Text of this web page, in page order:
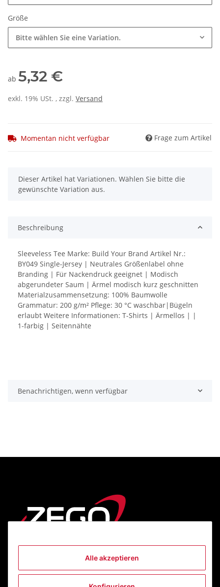
Alle akzeptieren
Größe
Bitte wählen Sie eine Variation.
ab 5,32 €
exkl. 19% USt. , zzgl. Versand
Momentan nicht verfügbar Frage zum Artikel
x
Dieser Artikel hat Variationen. Wählen Sie bitte die
gewünschte Variation aus.
Beschreibung
Sleeveless Tee Marke: Build Your Brand Artikel Nr.:
BY049 Single-Jersey | Neutrales Größenlabel ohne
Branding | Für Nackendruck geeignet | Modisch
abgerundeter Saum | Ärmel modisch kurz geschnitten
Materialzusammensetzung: 100% Baumwolle
Grammatur: 200 g/m² Pflege: 30 °C waschbar|Bügeln
erlaubt Weitere Informationen: T-Shirts | Ärmellos | |
1-farbig | Seitennähte
Benachrichtigen, wenn verfügbar
Informationen